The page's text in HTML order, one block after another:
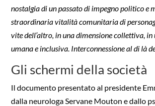
nostalgia di un passato di impegno politico e
straordinaria vitalità comunitaria di
vite dell’altro, in una dimensione collettiva,
umana e inclusiva. Interconnessione al di là
Gli schermi della società
Il documento presentato al presidente
dalla neurologa Servane Mouton e dallo